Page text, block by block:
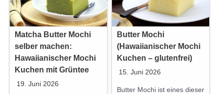
Matcha Butter Mochi
selber machen:
Hawaiianischer Mochi
Kuchen mit Grüntee
19. Juni 2026
Butter Mochi
(Hawaiianischer Mochi
Kuchen – glutenfrei)
15. Juni 2026
Butter Mochi ist eines dieser